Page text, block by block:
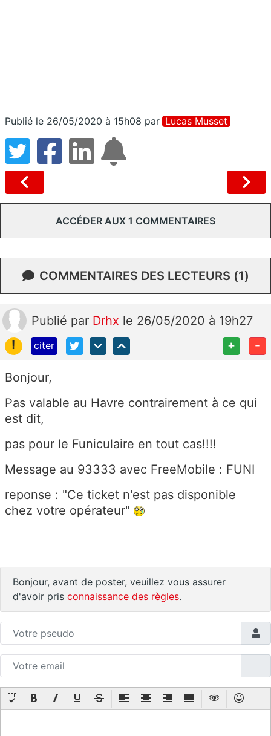
Publié le 26/05/2020 à 15h08 par Lucas Musset
ACCÉDER AUX 1 COMMENTAIRES
COMMENTAIRES DES LECTEURS (1)
Publié par Drhx le 26/05/2020 à 19h27
!
citer + -
Bonjour,
Pas valable au Havre contrairement à ce qui
est dit,
pas pour le Funiculaire en tout cas!!!!
Message au 93333 avec FreeMobile : FUNI
reponse : "Ce ticket n'est pas disponible
chez votre opérateur"
Bonjour, avant de poster, veuillez vous assurer
d'avoir pris connaissance des règles.